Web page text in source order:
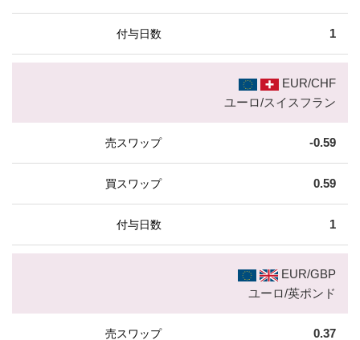
1
EUR/CHF
ユーロ/スイスフラン
-0.59
0.59
1
EUR/GBP
ユーロ/英ポンド
0.37